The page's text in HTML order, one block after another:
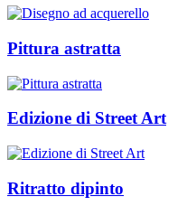
Pittura astratta
Edizione di Street Art
Ritratto dipinto